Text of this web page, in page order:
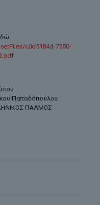
c0d5184d-7550-
Παπαδόπουλου
ΠΑΛΜΟΣ